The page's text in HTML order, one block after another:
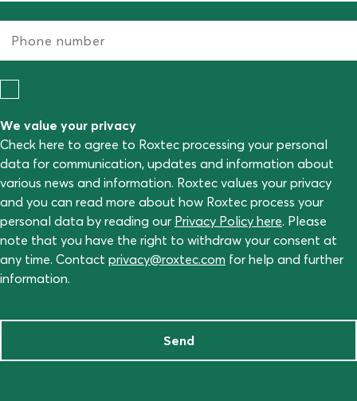
We value your privacy
Check here to agree to Roxtec processing your personal
data for communication, updates and information about
various news and information. Roxtec values your privacy
and you can read more about how Roxtec process your
personal data by reading our Privacy Policy here. Please
note that you have the right to withdraw your consent at
any time. Contact privacy@roxtec.com for help and further
information.
Send